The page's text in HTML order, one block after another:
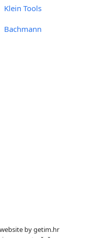
Klein Tools
Bachmann
bygetim.hr